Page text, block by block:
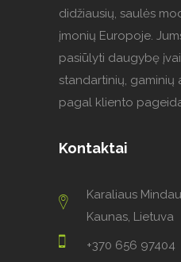
didžiausių, saulės
įmonių Europoje.
pasiūlyti daugybę
standartinių, gaminių
pagal kliento
Kontaktai
Karaliaus
Kaunas, Lietuva
+370 656 97404